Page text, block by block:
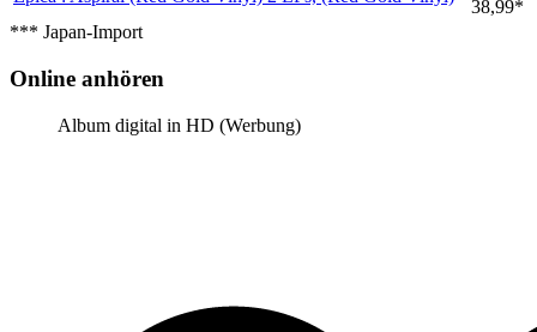
38,99*
*** Japan-Import
Online anhören
Album digital in HD (Werbung)